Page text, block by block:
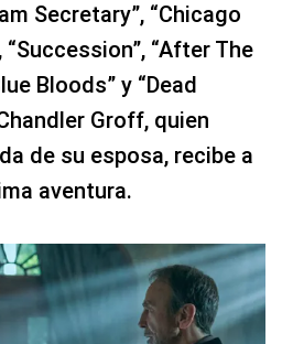
Secretary”, “Chicago
“Succession”, “After The
Bloods” y “Dead
Groff, quien
de su esposa, recibe a
aventura.